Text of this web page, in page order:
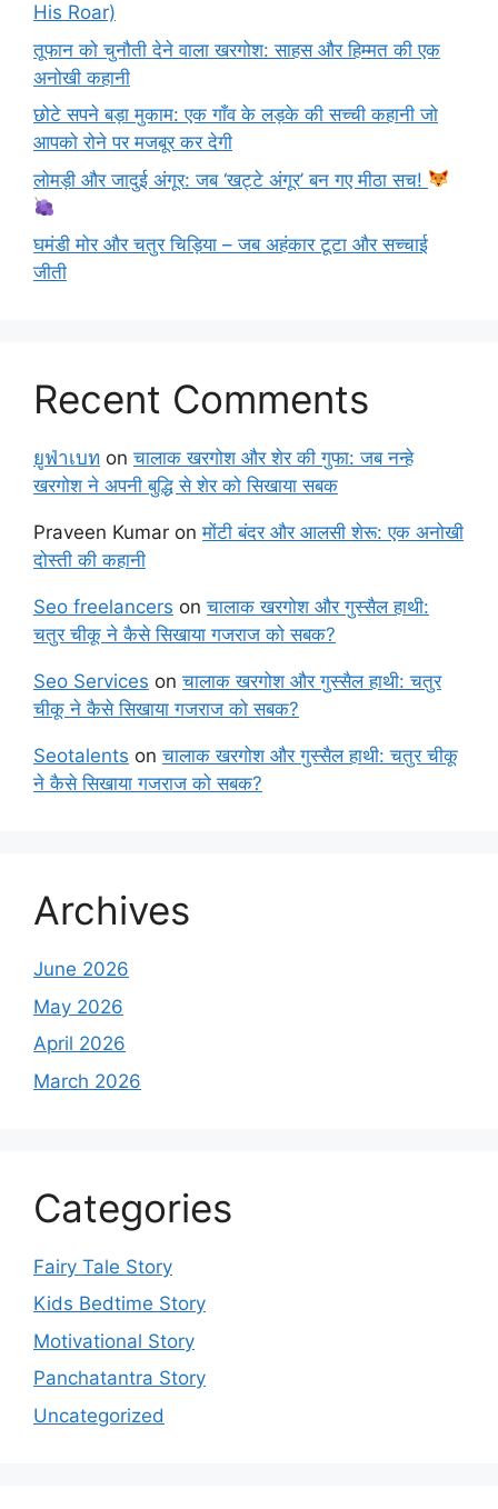
His Roar)
तूफान को चुनौती देने वाला खरगोश: साहस और हिम्मत की एक
अनोखी कहानी
छोटे सपने बड़ा मुकाम: एक गाँव के लड़के की सच्ची कहानी जो
आपको रोने पर मजबूर कर देगी
लोमड़ी और जादुई अंगूर: जब ‘खट्टे अंगूर’ बन गए मीठा सच!
घमंडी मोर और चतुर चिड़िया – जब अहंकार टूटा और सच्चाई
जीती
Recent Comments
ยูฟ่าเบท onचालाक खरगोश और शेर की गुफा: जब नन्हे
खरगोश ने अपनी बुद्धि से शेर को सिखाया सबक
Praveen Kumar onमोंटी बंदर और आलसी शेरू: एक अनोखी
दोस्ती की कहानी
Seo freelancers onचालाक खरगोश और गुस्सैल हाथी:
चतुर चीकू ने कैसे सिखाया गजराज को सबक?
Seo Services onचालाक खरगोश और गुस्सैल हाथी: चतुर
चीकू ने कैसे सिखाया गजराज को सबक?
Seotalents onचालाक खरगोश और गुस्सैल हाथी: चतुर चीकू
ने कैसे सिखाया गजराज को सबक?
Archives
June 2026
May 2026
April 2026
March 2026
Categories
Fairy Tale Story
Kids Bedtime Story
Motivational Story
Panchatantra Story
Uncategorized